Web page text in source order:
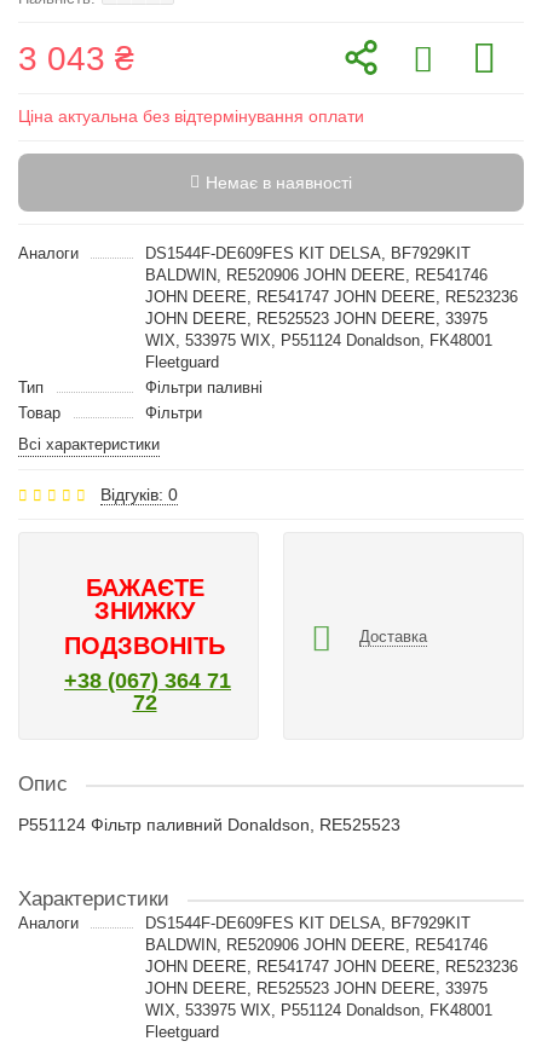
3 043 ₴
Ціна актуальна без відтермінування оплати
Немає в наявності
Аналоги
DS1544F-DE609FES KIT DELSA, BF7929KIT
BALDWIN, RE520906 JOHN DEERE, RE541746
JOHN DEERE, RE541747 JOHN DEERE, RE523236
JOHN DEERE, RE525523 JOHN DEERE, 33975
WIX, 533975 WIX, P551124 Donaldson, FK48001
Fleetguard
Тип
Фільтри паливні
Товар
Фільтри
Всі характеристики
Відгуків: 0
БАЖАЄТЕ
ЗНИЖКУ
ПОДЗВОНІТЬ
+38 (067) 364 71
72
Доставка
Опис
P551124 Фільтр паливний Donaldson, RE525523
Характеристики
Аналоги
DS1544F-DE609FES KIT DELSA, BF7929KIT
BALDWIN, RE520906 JOHN DEERE, RE541746
JOHN DEERE, RE541747 JOHN DEERE, RE523236
JOHN DEERE, RE525523 JOHN DEERE, 33975
WIX, 533975 WIX, P551124 Donaldson, FK48001
Fleetguard